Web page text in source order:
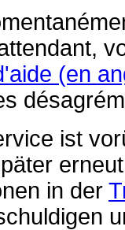
(en
ist
in der